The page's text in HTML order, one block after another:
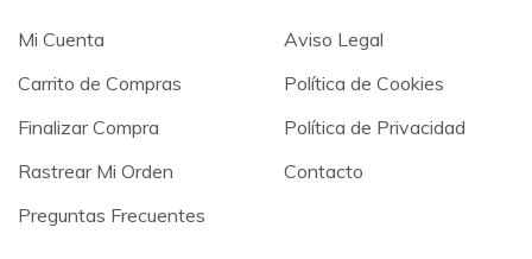
Mi Cuenta
Carrito de Compras
Finalizar Compra
Rastrear Mi Orden
Preguntas Frecuentes
Aviso Legal
Política de Cookies
Política de Privacidad
Contacto